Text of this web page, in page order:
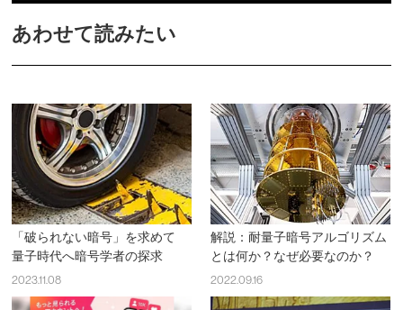
あわせて読みたい
「破られない暗号」を求めて
量子時代へ暗号学者の探求
2023.11.08
解説：耐量子暗号アルゴリズム
とは何か？なぜ必要なのか？
2022.09.16